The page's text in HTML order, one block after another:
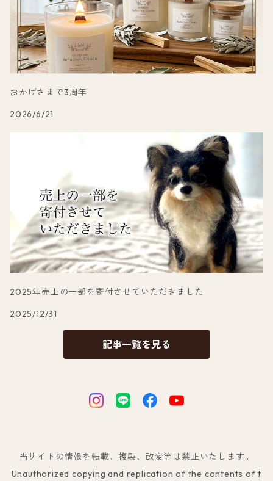
おかげさまで3周年
2026/6/21
2025年売上の一部を寄付させていただきました
2025/12/31
記事一覧を見る
当サイトの情報を転載、複製、改変等は禁止いたします。
Unauthorized copying and replication of the contents of t